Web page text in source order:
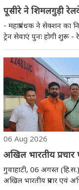
पूसीरे ने शिमलगुड़ी
बहाल
- महाप्रबंधक ने सेक्शन का
ट्रेन सेवाएं पुनः होगी शुरू - रेल पटरियों के पास शरण लेने
वाले बाढ़ प्रभावित लोगों
डीज़ल इंजन का होगा उपयोग गुवाहाटी, 06
(हि.स.)। पूर्वोत्तर सीमांत रेलवे..
06 Aug 2026
अखिल भारतीय
8-9 अगस्त को नोएडा में,
कार्यकर्ता करेंगे
गुवाहाटी, 06 अगस्त
अखिल भारतीय प्रचार